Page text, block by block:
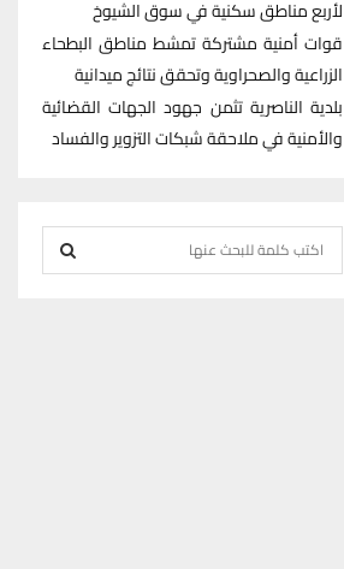
لأربع مناطق سكنية في سوق الشيوخ
قوات أمنية مشتركة تمشط مناطق البطحاء
الزراعية والصحراوية وتحقق نتائج ميدانية
بلدية الناصرية تثمن جهود الجهات القضائية
والأمنية في ملاحقة شبكات التزوير والفساد
e